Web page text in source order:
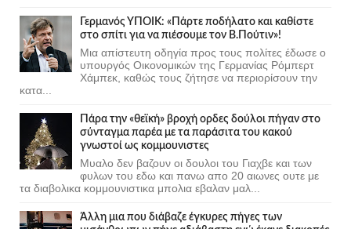
Γερμανός ΥΠΟΙΚ: «Πάρτε ποδήλατο και καθίστε
στο σπίτι για να πιέσουμε τον Β.Πούτιν»!
Μια απίστευτη οδηγία προς τους πολίτες έδωσε ο
υπουργός Οικονομικών της Γερμανίας Ρόμπερτ
Χάμπεκ, καθώς τους ζήτησε να περιορίσουν την
κατα...
Πάρα την «θεϊκή» βροχή ορδες δούλοι πήγαν στο
σύνταγμα παρέα με τα παράσιτα του κακού
γνωστοί ως κομμουνιστες
Μυαλο δεν βαζουν οι δουλοι του Γιαχβε και των
φυλων του εδω και πανω απο 20 αιωνες ουτε με
τα διαβολικα κομμουνιστικα μπολια εβαλαν μαλ...
Άλλη μια που διάβαζε έγκυρες πήγες των